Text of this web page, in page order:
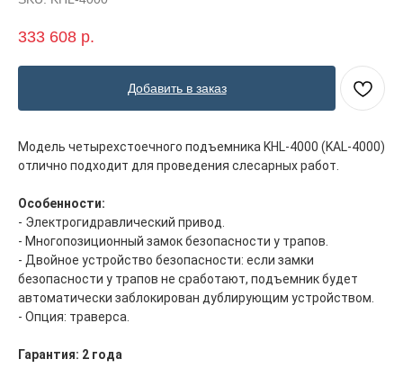
333 608 р.
Добавить в заказ
Модель четырехстоечного подъемника KHL-4000 (KAL-4000)
отлично подходит для проведения слесарных работ.
Особенности:
- Электрогидравлический привод.
- Многопозиционный замок безопасности у трапов.
- Двойное устройство безопасности: если замки
безопасности у трапов не сработают, подъемник будет
автоматически заблокирован дублирующим устройством.
- Опция: траверса.
Гарантия: 2 года